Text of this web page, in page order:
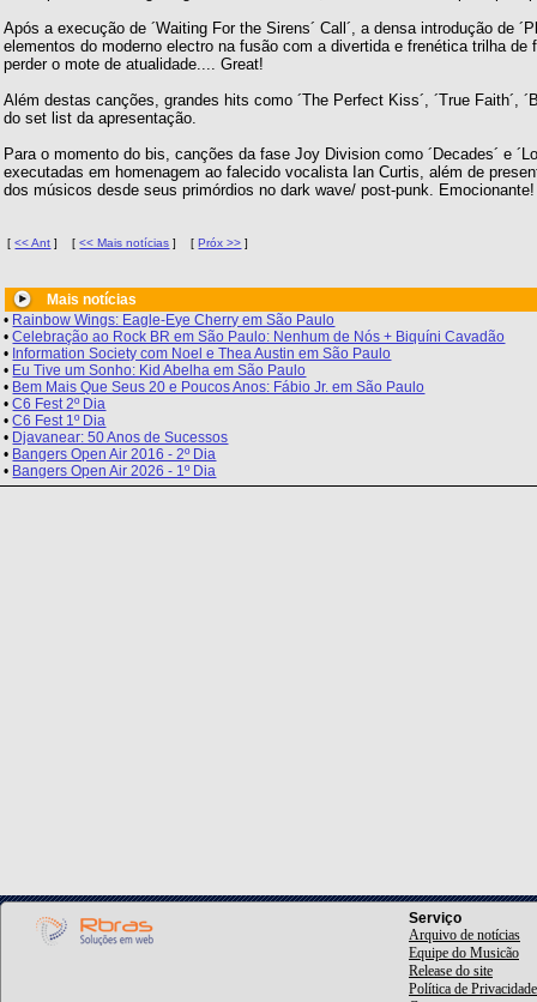
Após a execução de ´Waiting For the Sirens´ Call´, a densa introdução de
elementos do moderno electro na fusão com a divertida e frenética trilha
perder o mote de atualidade.... Great!
Além destas canções, grandes hits como ´The Perfect Kiss´, ´True Faith´,
do set list da apresentação.
Para o momento do bis, canções da fase Joy Division como ´Decades´ e
executadas em homenagem ao falecido vocalista Ian Curtis, além de
dos músicos desde seus primórdios no dark wave/ post-punk. Emocionante!
[<< Ant ] [<< Mais notícias ] [Próx >> ]
Mais notícias
• Rainbow Wings: Eagle-Eye Cherry em São Paulo
•Celebração ao Rock BR em São Paulo: Nenhum de Nós + Biquíni Cavadão
• Information Society com Noel e Thea Austin em São Paulo
• Eu Tive um Sonho: Kid Abelha em São Paulo
• Bem Mais Que Seus 20 e Poucos Anos: Fábio Jr. em São Paulo
•C6 Fest 2º Dia
•C6 Fest 1º Dia
• Djavanear: 50 Anos de Sucessos
• Bangers Open Air 2016 - 2º Dia
• Bangers Open Air 2026 - 1º Dia
Serviço
Arquivo de notícias
Equipe do Musicão
Release do site
Política de Privacidade